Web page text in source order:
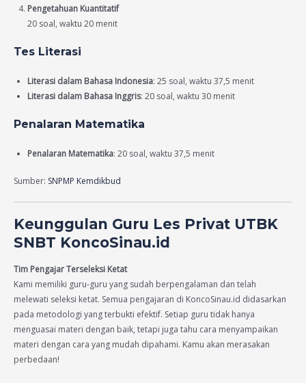
Pengetahuan Kuantitatif
20 soal, waktu 20 menit
Tes Literasi
Literasi dalam Bahasa Indonesia: 25 soal, waktu 37,5 menit
Literasi dalam Bahasa Inggris: 20 soal, waktu 30 menit
Penalaran Matematika
Penalaran Matematika: 20 soal, waktu 37,5 menit
Sumber: SNPMP Kemdikbud
Keunggulan Guru Les Privat UTBK
SNBT KoncoSinau.id
Tim Pengajar Terseleksi Ketat
Kami memiliki guru-guru yang sudah berpengalaman dan telah
melewati seleksi ketat. Semua pengajaran di KoncoSinau.id didasarkan
pada metodologi yang terbukti efektif. Setiap guru tidak hanya
menguasai materi dengan baik, tetapi juga tahu cara menyampaikan
materi dengan cara yang mudah dipahami. Kamu akan merasakan
perbedaan!